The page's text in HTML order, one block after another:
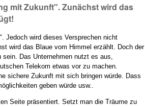
mit Zukunft". Zunächst wird das
Jedoch wird dieses Versprechen nicht
wird das Blaue vom Himmel erzählt. Doch der
Das Unternehmen nutzt es aus,
Telekom etwas vor zu machen.
sichere Zukunft mit sich bringen würde. Dass
geben würde usw..
Seite präsentiert. Setzt man die Träume zu